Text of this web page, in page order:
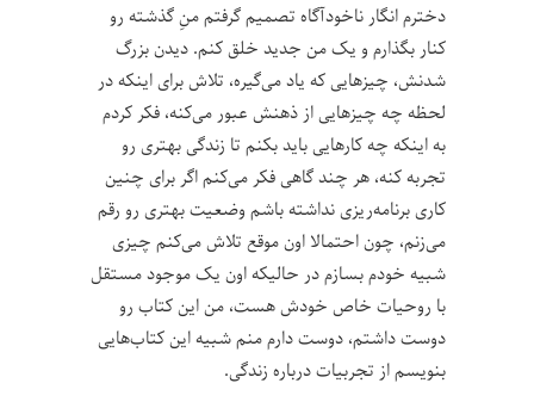
دخترم انگار ناخودآگاه تصمیم گرفتم منِ گذشته رو
کنار بگذارم و یک من جدید خلق کنم. دیدن بزرگ
شدنش، چیزهایی که یاد می‌گیره، تلاش برای اینکه در
لحظه چه چیزهایی از ذهنش عبور می‌کنه، فکر کردم
به اینکه چه کارهایی باید بکنم تا زندگی بهتری رو
تجربه کنه، هر چند گاهی فکر می‌کنم اگر برای چنین
کاری برنامه‌ریزی نداشته باشم وضعیت بهتری رو رقم
می‌زنم، چون احتمالا اون موقع تلاش می‌کنم چیزی
شبیه خودم بسازم در حالیکه اون یک موجود مستقل
با روحیات خاص خودش هست، من این کتاب رو
دوست داشتم، دوست دارم منم شبیه این کتاب‌هایی
بنویسم از تجربیات درباره زندگی.